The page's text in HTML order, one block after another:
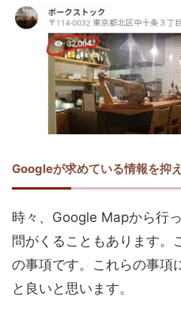
Googleが求めている情報を抑
時々、Google Mapから行
問がくることもあります。
の事項です。これらの事項
と良いと思います。